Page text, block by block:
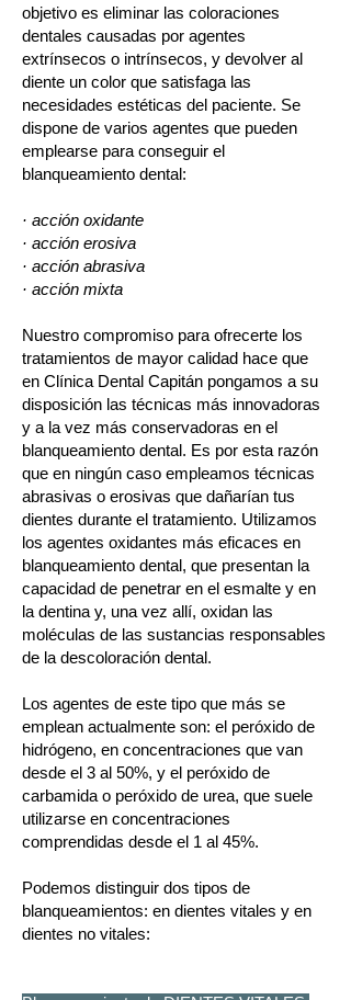
objetivo es eliminar las coloraciones
dentales causadas por agentes
extrínsecos o intrínsecos, y devolver al
diente un color que satisfaga las
necesidades estéticas del paciente. Se
dispone de varios agentes que pueden
emplearse para conseguir el
blanqueamiento dental:
· acción oxidante
· acción erosiva
· acción abrasiva
· acción mixta
Nuestro compromiso para ofrecerte los
tratamientos de mayor calidad hace que
en Clínica Dental Capitán pongamos a su
disposición las técnicas más innovadoras
y a la vez más conservadoras en el
blanqueamiento dental. Es por esta razón
que en ningún caso empleamos técnicas
abrasivas o erosivas que dañarían tus
dientes durante el tratamiento. Utilizamos
los agentes oxidantes más eficaces en
blanqueamiento dental, que presentan la
capacidad de penetrar en el esmalte y en
la dentina y, una vez allí, oxidan las
moléculas de las sustancias responsables
de la descoloración dental.
Los agentes de este tipo que más se
emplean actualmente son: el peróxido de
hidrógeno, en concentraciones que van
desde el 3 al 50%, y el peróxido de
carbamida o peróxido de urea, que suele
utilizarse en concentraciones
comprendidas desde el 1 al 45%.
Podemos distinguir dos tipos de
blanqueamientos: en dientes vitales y en
dientes no vitales: